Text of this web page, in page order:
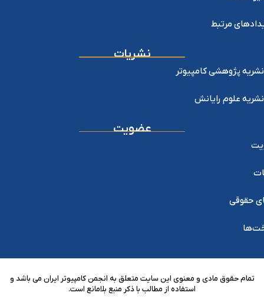
مرتبط
نشریات
نشریه پژوهشی کامپیوتر
نشریه علوم رایانش
عضویت
حقوقی
تمام حقوق مادی و معنوی این سایت متعلق به انجمن کامپیوتر ایران می باشد و
استفاده از مطالب با ذکر منبع بلامانع است.